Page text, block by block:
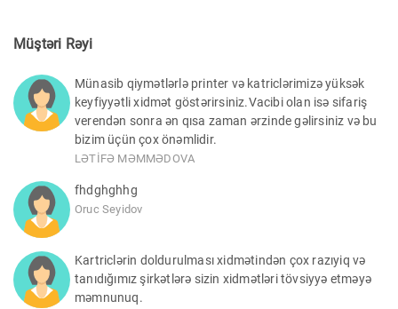
Müştəri Rəyi
Münasib qiymətlərlə printer və katriclərimizə yüksək
keyfiyyətli xidmət göstərirsiniz.Vacibi olan isə sifariş
verendən sonra ən qısa zaman ərzinde gəlirsiniz və bu
bizim üçün çox önəmlidir.
LƏTİFƏ MƏMMƏDOVA
fhdghghhg
Oruc Seyidov
Kartriclərin doldurulması xidmətindən çox razıyiq və
tanıdığımız şirkətlərə sizin xidmətləri tövsiyyə etməyə
məmnunuq.